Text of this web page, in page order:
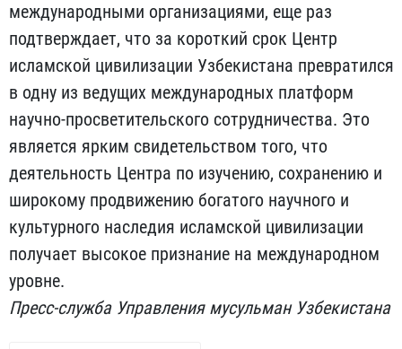
международными организациями, еще раз
подтверждает, что за короткий срок Центр
исламской цивилизации Узбекистана превратился
в одну из ведущих международных платформ
научно-просветительского сотрудничества. Это
является ярким свидетельством того, что
деятельность Центра по изучению, сохранению и
широкому продвижению богатого научного и
культурного наследия исламской цивилизации
получает высокое признание на международном
уровне.
Пресс-служба Управления мусульман Узбекистана